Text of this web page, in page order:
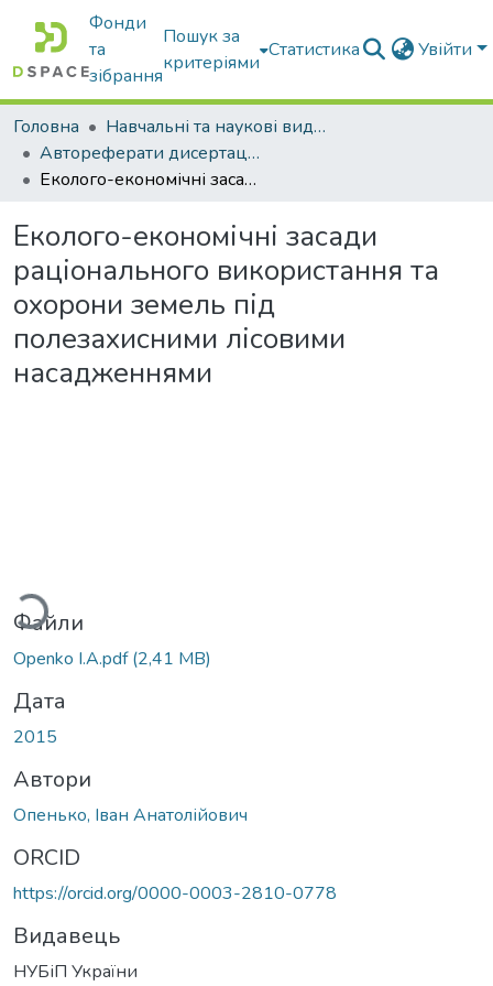
Фонди
та
зібрання
Пошук за
критеріями
Статистика Увійти
Головна
Навчальні та наукові видання
Автореферати дисертацій та дисертації
Еколого-економічні засади раціонального використання та охорони земель під полезахисними лісовими насадженнями
Еколого-економічні засади
раціонального використання та
охорони земель під
полезахисними лісовими
насадженнями
Файли
Openko I.A.pdf(2,41 MB)
Дата
2015
Автори
Опенько, Іван Анатолійович
ORCID
https://orcid.org/0000-0003-2810-0778
Видавець
НУБіП України